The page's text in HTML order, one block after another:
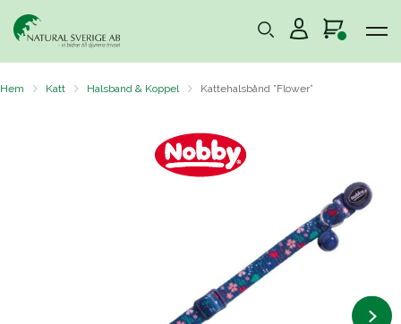
Hem Katt Halsband & Koppel Kattehalsbånd ”Flower”